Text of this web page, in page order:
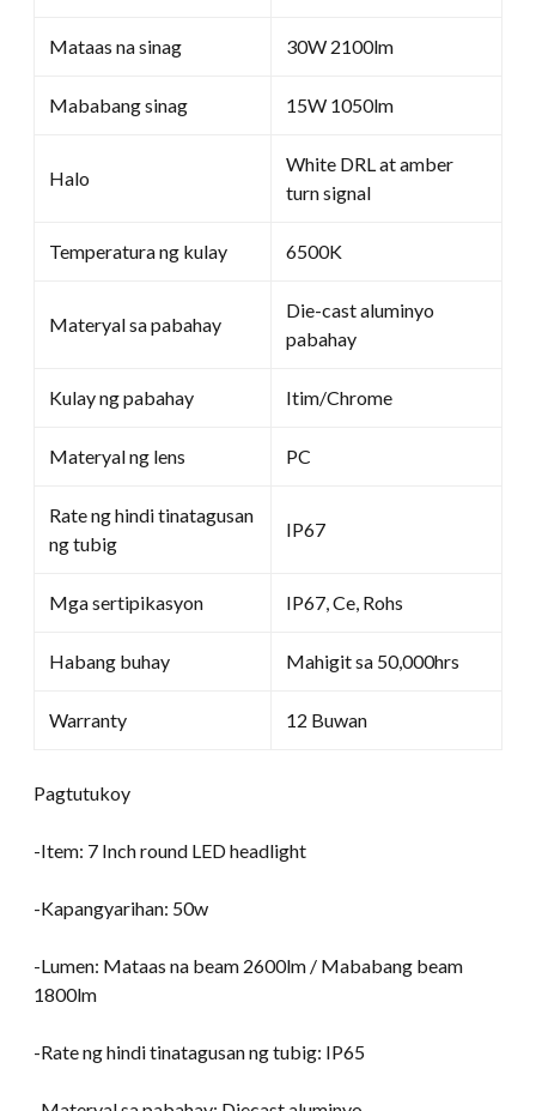
Mataas na sinag 30W 2100lm
Mababang sinag 15W 1050lm
Halo
White DRL at amber
turn signal
Temperatura ng kulay 6500K
Materyal sa pabahay
Die-cast aluminyo
pabahay
Kulay ng pabahay Itim/Chrome
Materyal ng lens PC
Rate ng hindi tinatagusan
ng tubig
IP67
Mga sertipikasyon IP67, Ce, Rohs
Habang buhay Mahigit sa 50,000hrs
Warranty 12 Buwan
Pagtutukoy
-Item: 7 Inch round LED headlight
-Kapangyarihan: 50w
-Lumen: Mataas na beam 2600lm / Mababang beam
1800lm
-Rate ng hindi tinatagusan ng tubig: IP65